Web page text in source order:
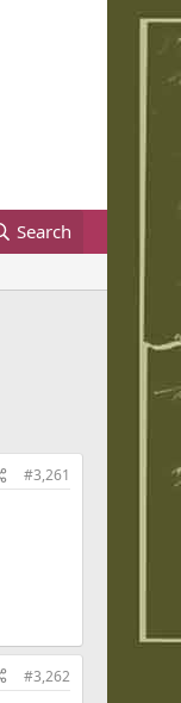
Search
#3,261
#3,262